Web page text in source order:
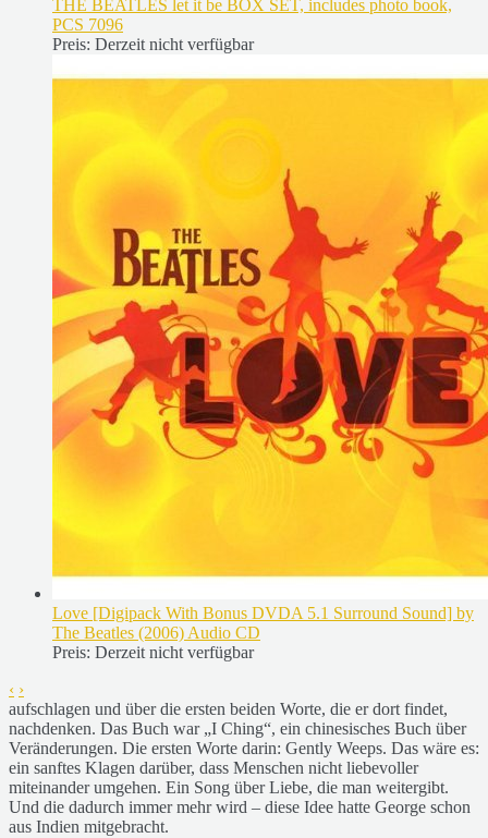
THE BEATLES let it be BOX SET, includes photo book,
PCS 7096
Preis: Derzeit nicht verfügbar
Love [Digipack With Bonus DVDA 5.1 Surround Sound] by
The Beatles (2006) Audio CD
Preis: Derzeit nicht verfügbar
‹ ›
aufschlagen und über die ersten beiden Worte, die er dort findet,
nachdenken. Das Buch war „I Ching“, ein chinesisches Buch über
Veränderungen. Die ersten Worte darin: Gently Weeps. Das wäre es:
ein sanftes Klagen darüber, dass Menschen nicht liebevoller
miteinander umgehen. Ein Song über Liebe, die man weitergibt.
Und die dadurch immer mehr wird – diese Idee hatte George schon
aus Indien mitgebracht.